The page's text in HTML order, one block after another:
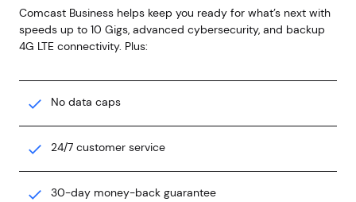
Buscando¿servicio
empresarial?
Negocio Comcast te ayuda a prepararte para lo que viene
con velocidades de hasta 10 GB, ciberseguridad avanzada y
conectividad 4G LTE de respaldo. Además:
Sin límites de datos